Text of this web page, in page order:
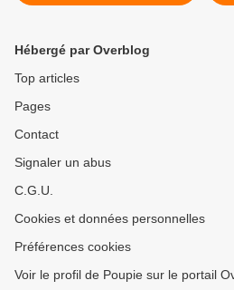
Hébergé par Overblog
Top articles
Pages
Contact
Signaler un abus
C.G.U.
Cookies et données personnelles
Préférences cookies
Voir le profil de Poupie sur le portail